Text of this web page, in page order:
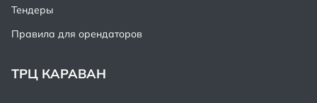
Тендеры
Правила для орендаторов
ТРЦ КАРАВАН